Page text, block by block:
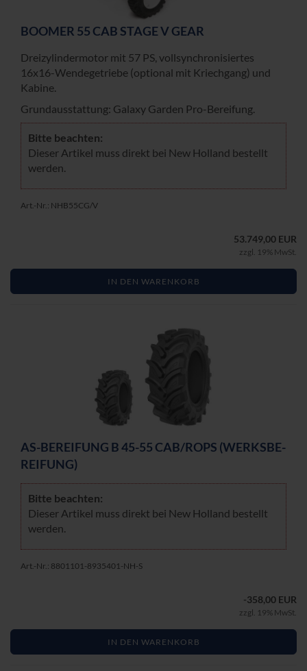
BOO­MER 55 CAB STAGE V GEAR
Drei­zy­lin­der­mo­tor mit 57 PS, voll­syn­chro­ni­sier­tes
16x16-​Wendegetriebe (op­tio­nal mit Kriech­gang) und
Ka­bi­ne.
Grund­aus­stat­tung: Ga­la­xy Gar­den Pro-​Bereifung.
Bitte be­ach­ten:
Die­ser Ar­ti­kel muss di­rekt bei New Hol­land be­stellt
wer­den.
Art.-Nr.: NHB55CG/V
53.749,00 EUR
zzgl. 19% MwSt.
IN DEN WARENKORB
AS-​BE­REI­FUNG B 45-55 CAB/ROPS (WERKS­BE­
REI­FUNG)
Bitte be­ach­ten:
Die­ser Ar­ti­kel muss di­rekt bei New Hol­land be­stellt
wer­den.
Art.-Nr.: 8801101-8935401-NH-S
-358,00 EUR
zzgl. 19% MwSt.
IN DEN WARENKORB